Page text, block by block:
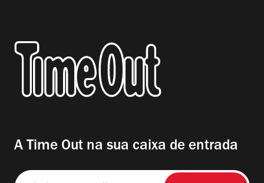
A Time Out na sua caixa de entrada
Insira